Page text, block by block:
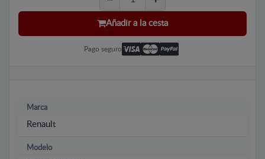
Añadir a la cesta
Pago seguro
Marca
Renault
Modelo